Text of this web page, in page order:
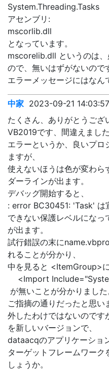
System.Threading.Tasks
アセンブリ:
mscorlib.dll
となっています。
mscorelib.dll というのは
ので、無いはずがないので
エラーメッセージにはなん
中家 2023-09-21 14:03:57
たくさん、ありがとうござ
VB2019です、間違えました
エラーというか、良いプロ
ますが、
使えないほうは色が変わら
ダーラインが出ます。
デバッグ開始すると、
: error BC30451: 'Task' は
できない保護レベルになっ
が出ます。
試行錯誤の末に
れることが分かり、
中を見ると <ItemGroup>
<Import
が無いことが分かりました
ご指摘の通りだったと思い
外したわけではないのです
を新しいバージョンで、
dataacqのアプリケーショ
ターゲットフレームワー
しょうか。